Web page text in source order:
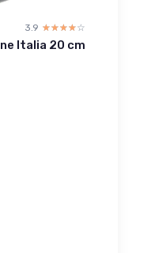
3.9 ☆☆☆☆☆
★★★★★
Italia 20 cm